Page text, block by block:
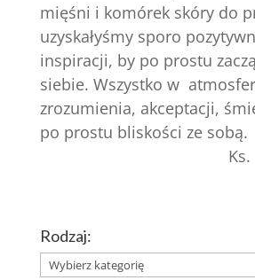
mięśni i komórek skóry do
uzyskałyśmy sporo
inspiracji, by po prostu
siebie. Wszystko w
zrozumienia, akceptacji,
po prostu bliskości ze sobą.
Rodzaj:
Rodzaj: